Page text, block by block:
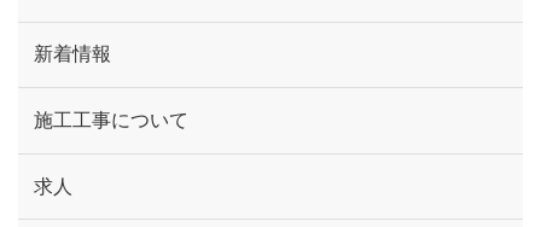
新着情報
施工工事について
求人